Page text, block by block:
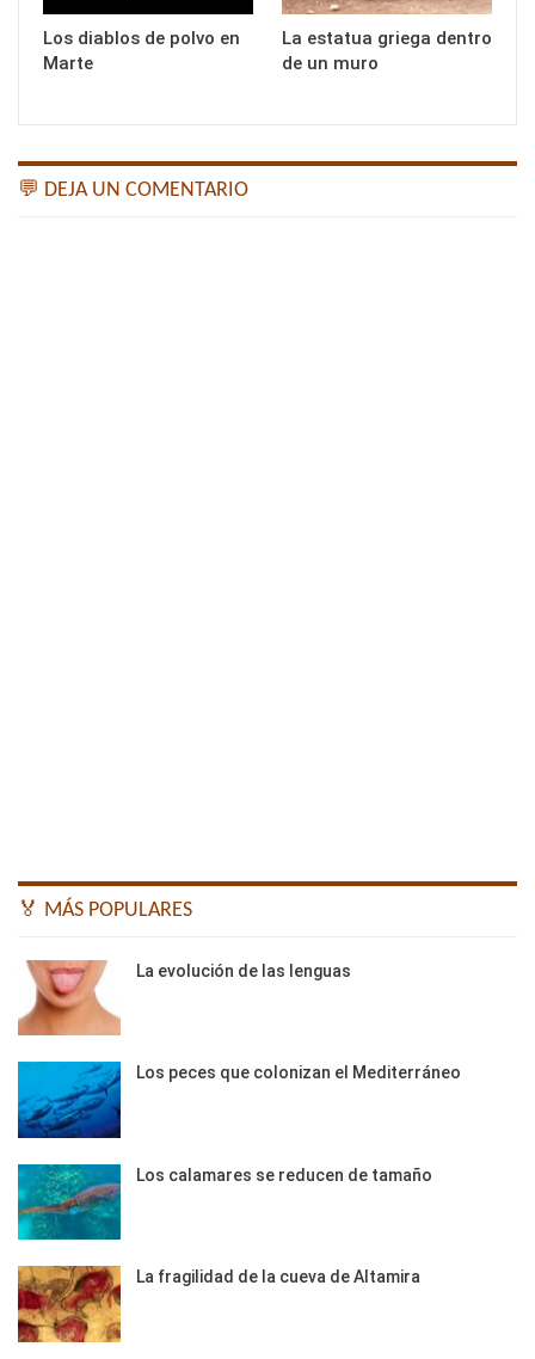
Los diablos de polvo en
Marte
La estatua griega dentro
de un muro
💬 DEJA UN COMENTARIO
🏅 MÁS POPULARES
La evolución de las lenguas
Los peces que colonizan el Mediterráneo
Los calamares se reducen de tamaño
La fragilidad de la cueva de Altamira